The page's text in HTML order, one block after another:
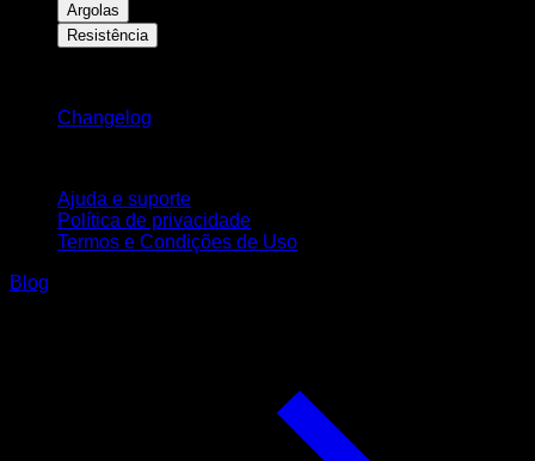
Argolas
Resistência
Changelog
Ajuda e suporte
Política de privacidade
Termos e Condições de Uso
Blog